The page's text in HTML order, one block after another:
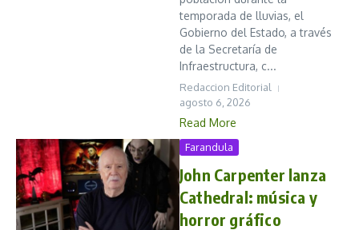
temporada de lluvias, el
Gobierno del Estado, a través
de la Secretaría de
Infraestructura, c...
Redaccion Editorial
agosto 6, 2026
Read More
Farandula
John Carpenter lanza
Cathedral: música y
horror gráfico